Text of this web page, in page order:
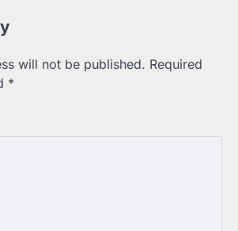
will not be published. Required
*